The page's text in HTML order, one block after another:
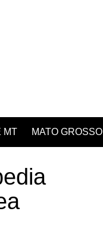
MT MATO GROSSO